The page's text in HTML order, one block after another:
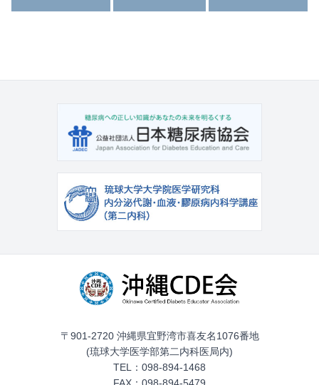
〒901-2720 沖縄県宜野湾市喜友名1076番地
(琉球大学医学部第二内科医局内)
TEL：098-894-1468
FAX：098-894-5479